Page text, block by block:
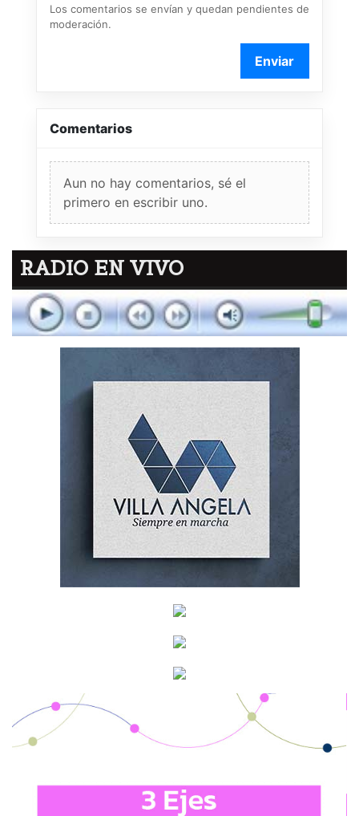
Los comentarios se envían y quedan pendientes de
moderación.
Enviar
Comentarios
Aun no hay comentarios, sé el
primero en escribir uno.
RADIO EN VIVO